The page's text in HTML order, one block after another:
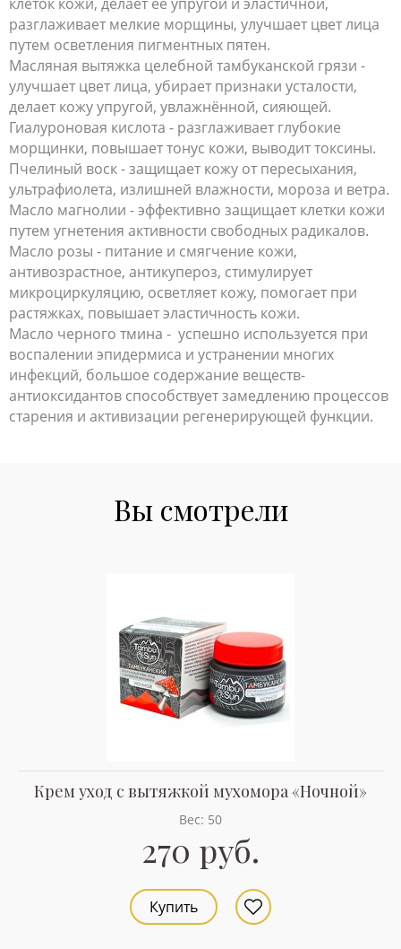
разглаживает мелкие морщины, улучшает цвет лица
путем осветления пигментных пятен.
Масляная вытяжка целебной тамбуканской грязи -
улучшает цвет лица, убирает признаки усталости,
делает кожу упругой, увлажнённой, сияющей.
Гиалуроновая кислота - разглаживает глубокие
морщинки, повышает тонус кожи, выводит токсины.
Пчелиный воск - защищает кожу от пересыхания,
ультрафиолета, излишней влажности, мороза и ветра.
Масло магнолии - эффективно защищает клетки кожи
путем угнетения активности свободных радикалов.
Масло розы - питание и смягчение кожи,
антивозрастное, антикупероз, стимулирует
микроциркуляцию, осветляет кожу, помогает при
растяжках, повышает эластичность кожи.
Масло черного тмина - успешно используется при
воспалении эпидермиса и устранении многих
инфекций, большое содержание веществ-
антиоксидантов способствует замедлению процессов
старения и активизации регенерирующей функции.
Вы смотрели
Крем уход с вытяжкой мухомора «Ночной»
Вес: 50
270 руб.
Купить